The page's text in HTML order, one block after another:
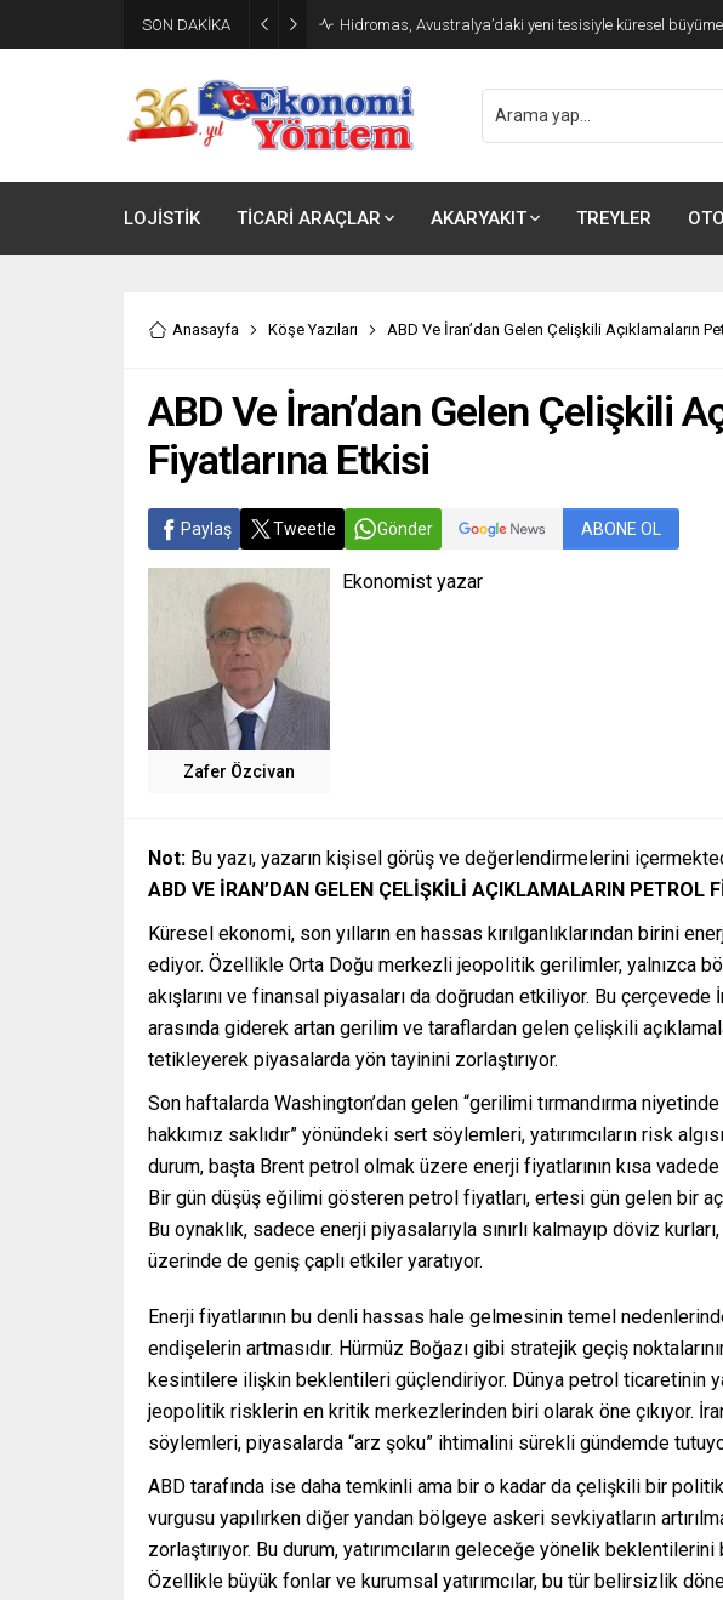
SON DAKİKA TÜRKONFED ve Kadoil’den İş Dünyasına Özel İş Birliği
LOJİSTİK TİCARİ ARAÇLAR AKARYAKIT TREYLER
Anasayfa Köşe Yazıları ABD Ve İran’dan Gelen Çelişkili Açıklamaların
ABD Ve İran’dan Gelen Çelişkili
Fiyatlarına Etkisi
Paylaş Tweetle Gönder ABONE OL
Zafer Özcivan
Ekonomist yazar
Not: Bu yazı, yazarın kişisel görüş ve değerlendirmelerini
ABD VE İRAN’DAN GELEN ÇELİŞKİLİ AÇIKLAMALARIN PETROL
Küresel ekonomi, son yılların en hassas kırılganlıklarından birini
ediyor. Özellikle Orta Doğu merkezli jeopolitik gerilimler, yalnızca
akışlarını ve finansal piyasaları da doğrudan etkiliyor. Bu
arasında giderek artan gerilim ve taraflardan gelen çelişkili
tetikleyerek piyasalarda yön tayinini zorlaştırıyor.
Son haftalarda Washington’dan gelen “gerilimi tırmandırma
hakkımız saklıdır” yönündeki sert söylemleri, yatırımcıların risk
durum, başta Brent petrol olmak üzere enerji fiyatlarının kısa
Bir gün düşüş eğilimi gösteren petrol fiyatları, ertesi gün gelen bir
Bu oynaklık, sadece enerji piyasalarıyla sınırlı kalmayıp döviz
üzerinde de geniş çaplı etkiler yaratıyor.
Enerji fiyatlarının bu denli hassas hale gelmesinin temel
endişelerin artmasıdır. Hürmüz Boğazı gibi stratejik geçiş
kesintilere ilişkin beklentileri güçlendiriyor. Dünya petrol ticaretinin
jeopolitik risklerin en kritik merkezlerinden biri olarak öne çıkıyor.
söylemleri, piyasalarda “arz şoku” ihtimalini sürekli gündemde
ABD tarafında ise daha temkinli ama bir o kadar da çelişkili bir
vurgusu yapılırken diğer yandan bölgeye askeri sevkiyatların
zorlaştırıyor. Bu durum, yatırımcıların geleceğe yönelik beklentilerini
Özellikle büyük fonlar ve kurumsal yatırımcılar, bu tür belirsizlik